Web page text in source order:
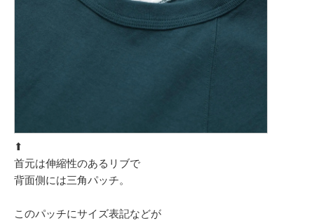
⬆︎
首元は伸縮性のあるリブで
背面側には三角パッチ。
このパッチにサイズ表記などが